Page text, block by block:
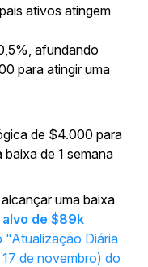
ativos atingem
afundando
para atingir uma
de $4.000 para
de 1 semana
uma baixa
alvo de $89k
"Atualização Diária
de novembro) do